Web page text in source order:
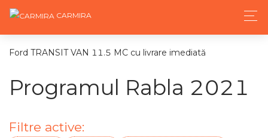
CARMIRA
Ford TRANSIT VAN 11.5 MC cu livrare imediată
Programul Rabla 2021
Filtre active: